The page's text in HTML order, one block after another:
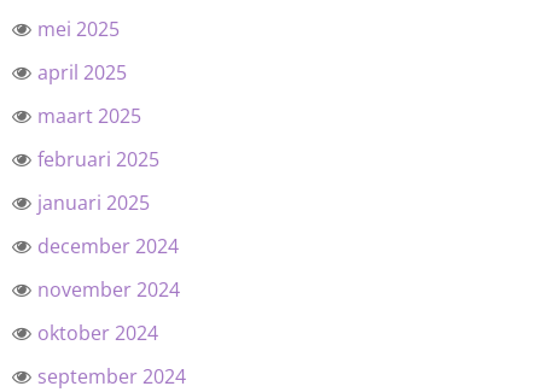
mei 2025
april 2025
maart 2025
februari 2025
januari 2025
december 2024
november 2024
oktober 2024
september 2024